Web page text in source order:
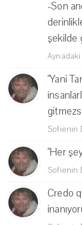
-Son
şekilde
"Yani
Sofienin
"Her
Sofienin
Credo